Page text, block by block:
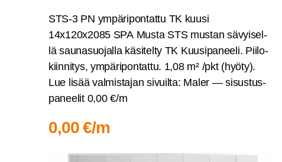
STS‑3 PN ympä­ri­pon­tat­tu TK kuusi
14x120x2085 SPA Mus­ta STS mus­tan sävyi­sel­
lä sau­na­suo­jal­la käsi­tel­ty TK Kuusi­pa­nee­li. Pii­lo­
kiin­ni­tys, ympä­ri­pon­tat­tu. 1,08 m² /pkt (hyö­ty).
Lue lisää val­mis­ta­jan sivuil­ta: Maler — sisus­tus­
pa­nee­lit 0,00 €/m
0,00 €/m